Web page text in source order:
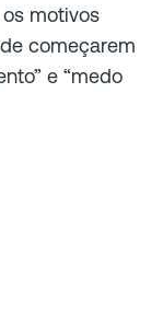
motivos
começarem
e “medo